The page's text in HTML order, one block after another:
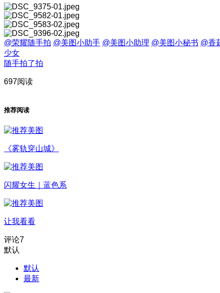
@荣耀随手拍 @美图小助手 @美图小助理 @美图小秘书 @香
少女
随手拍了拍
697阅读
推荐阅读
《雾轨穿山城》
闪耀女生｜蓝色系
让我看看
评论7
默认
默认
最新